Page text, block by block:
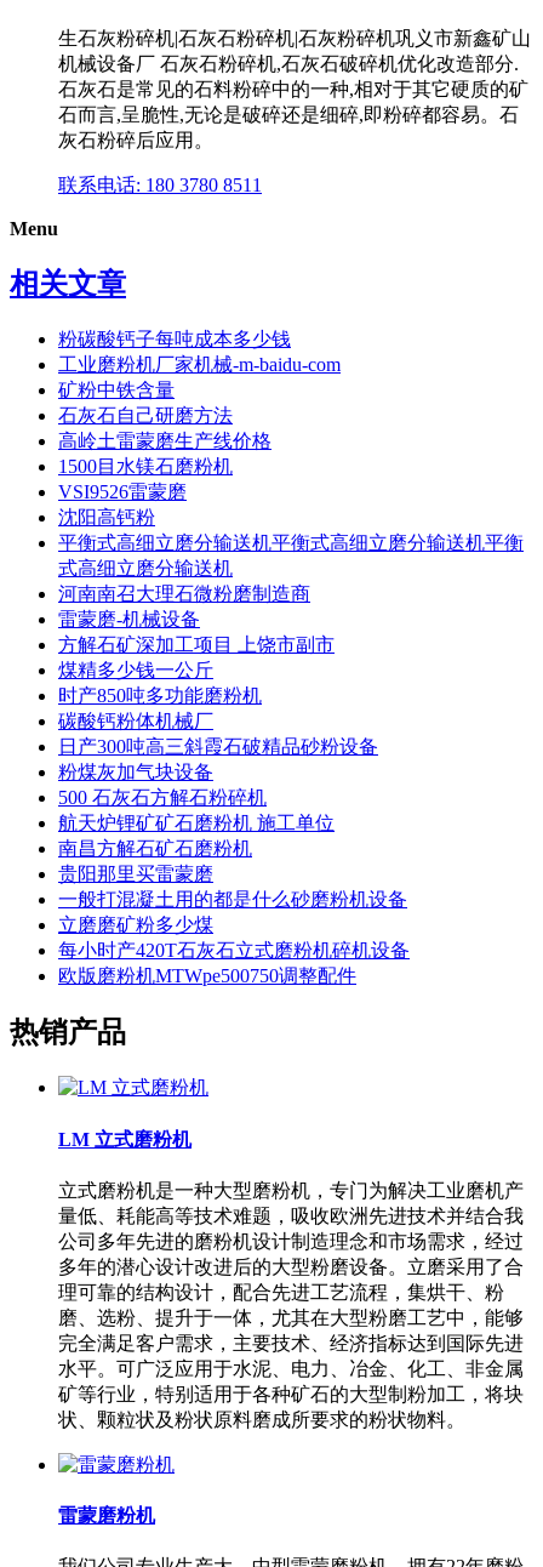
生石灰粉碎机|石灰石粉碎机|石灰粉碎机巩义市新鑫矿山
机械设备厂 石灰石粉碎机,石灰石破碎机优化改造部分.
石灰石是常见的石料粉碎中的一种,相对于其它硬质的矿
石而言,呈脆性,无论是破碎还是细碎,即粉碎都容易。石
灰石粉碎后应用。
联系电话: 180 3780 8511
Menu
相关文章
粉碳酸钙子每吨成本多少钱
工业磨粉机厂家机械-m-baidu-com
矿粉中铁含量
石灰石自己研磨方法
高岭土雷蒙磨生产线价格
1500目水镁石磨粉机
VSI9526雷蒙磨
沈阳高钙粉
平衡式高细立磨分输送机平衡式高细立磨分输送机平衡
式高细立磨分输送机
河南南召大理石微粉磨制造商
雷蒙磨-机械设备
方解石矿深加工项目 上饶市副市
煤精多少钱一公斤
时产850吨多功能磨粉机
碳酸钙粉体机械厂
日产300吨高三斜霞石破精品砂粉设备
粉煤灰加气块设备
500 石灰石方解石粉碎机
航天炉锂矿矿石磨粉机 施工单位
南昌方解石矿石磨粉机
贵阳那里买雷蒙磨
一般打混凝土用的都是什么砂磨粉机设备
立磨磨矿粉多少煤
每小时产420T石灰石立式磨粉机碎机设备
欧版磨粉机MTWpe500750调整配件
热销产品
LM 立式磨粉机
立式磨粉机是一种大型磨粉机，专门为解决工业磨机产
量低、耗能高等技术难题，吸收欧洲先进技术并结合我
公司多年先进的磨粉机设计制造理念和市场需求，经过
多年的潜心设计改进后的大型粉磨设备。立磨采用了合
理可靠的结构设计，配合先进工艺流程，集烘干、粉
磨、选粉、提升于一体，尤其在大型粉磨工艺中，能够
完全满足客户需求，主要技术、经济指标达到国际先进
水平。可广泛应用于水泥、电力、冶金、化工、非金属
矿等行业，特别适用于各种矿石的大型制粉加工，将块
状、颗粒状及粉状原料磨成所要求的粉状物料。
雷蒙磨粉机